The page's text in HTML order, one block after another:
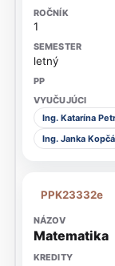
1
letný
Ing. Katarína
Ing. Janka
PPK23332e
Matematika